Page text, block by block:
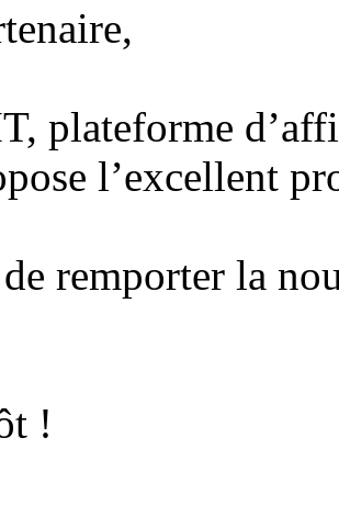
plateforme
l’excellent
de remporter la
!